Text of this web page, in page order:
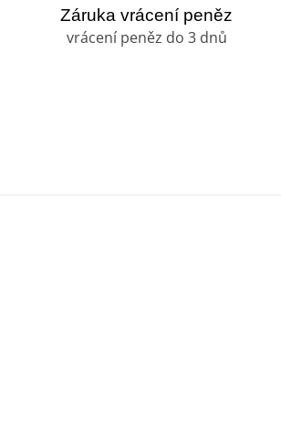
Záruka vrácení peněz
vrácení peněz do 3 dnů